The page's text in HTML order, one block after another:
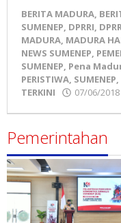
BERITA MADURA,
SUMENEP, DPRRI,
MADURA, MADURA
NEWS SUMENEP,
SUMENEP, Pena
PERISTIWA, SUMENEP,
TERKINI
07/06/
Pemerintahan